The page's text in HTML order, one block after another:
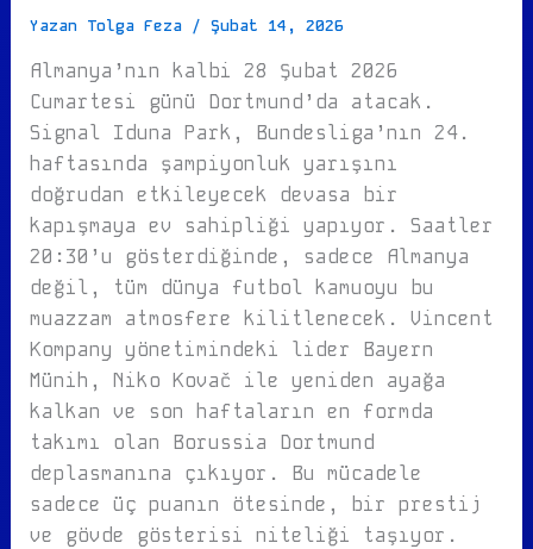
Yazan Tolga Feza / Şubat 14, 2026
Almanya’nın kalbi 28 Şubat 2026
Cumartesi günü Dortmund’da atacak.
Signal Iduna Park, Bundesliga’nın 24.
haftasında şampiyonluk yarışını
doğrudan etkileyecek devasa bir
kapışmaya ev sahipliği yapıyor. Saatler
20:30’u gösterdiğinde, sadece Almanya
değil, tüm dünya futbol kamuoyu bu
muazzam atmosfere kilitlenecek. Vincent
Kompany yönetimindeki lider Bayern
Münih, Niko Kovač ile yeniden ayağa
kalkan ve son haftaların en formda
takımı olan Borussia Dortmund
deplasmanına çıkıyor. Bu mücadele
sadece üç puanın ötesinde, bir prestij
ve gövde gösterisi niteliği taşıyor.